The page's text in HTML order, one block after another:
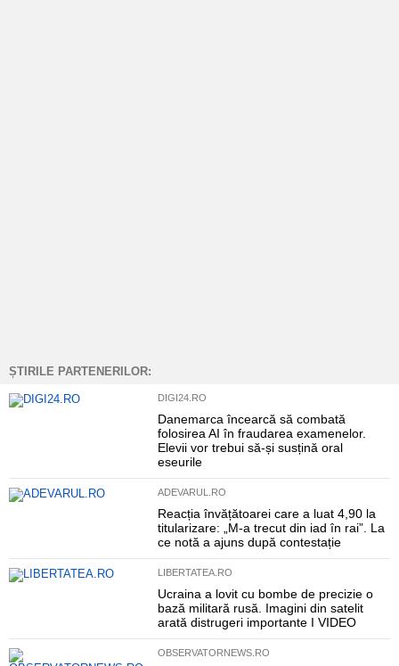
ȘTIRILE PARTENERILOR:
DIGI24.RO
Danemarca încearcă să combată
folosirea AI în fraudarea examenelor.
Elevii vor trebui să-și susțină oral
eseurile
ADEVARUL.RO
Reacția învățătoarei care a luat 4,90 la
titularizare: „M-a trecut din iad în rai”. La
ce notă a ajuns după contestație
LIBERTATEA.RO
Ucraina a lovit cu bombe de precizie o
bază militară rusă. Imagini din satelit
arată distrugeri importante I VIDEO
OBSERVATORNEWS.RO